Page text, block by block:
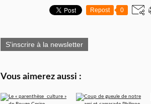
Repost 0
S'inscrire à la newsletter
Vous aimerez aussi :